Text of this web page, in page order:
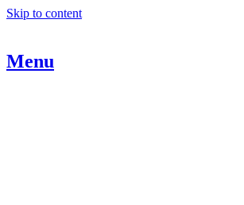
Skip to content
Menu